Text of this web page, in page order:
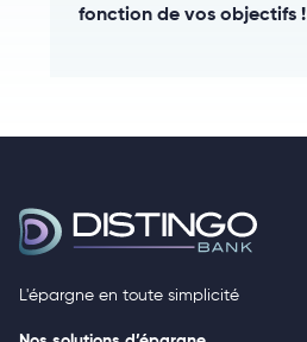
fonction de vos objectifs !
L'épargne en toute simplicité